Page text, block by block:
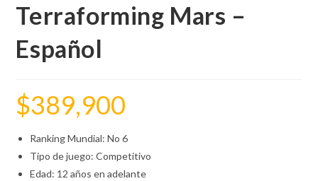
Terraforming Mars –
Español
$389,900
Ranking Mundial: No 6
Tipo de juego: Competitivo
Edad: 12 años en adelante